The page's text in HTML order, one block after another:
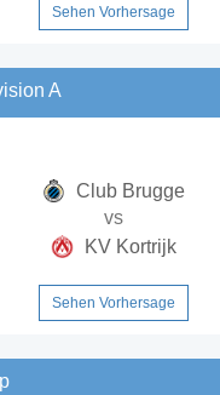
Sehen Vorhersage
A
Club Brugge
vs
KV Kortrijk
Sehen Vorhersage